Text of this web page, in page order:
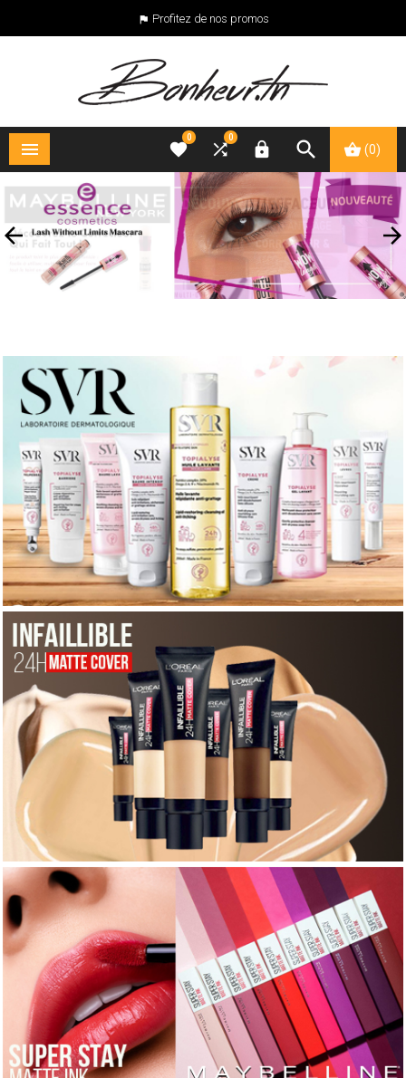
 Profitez de nos promos
 (0)


0

0
 